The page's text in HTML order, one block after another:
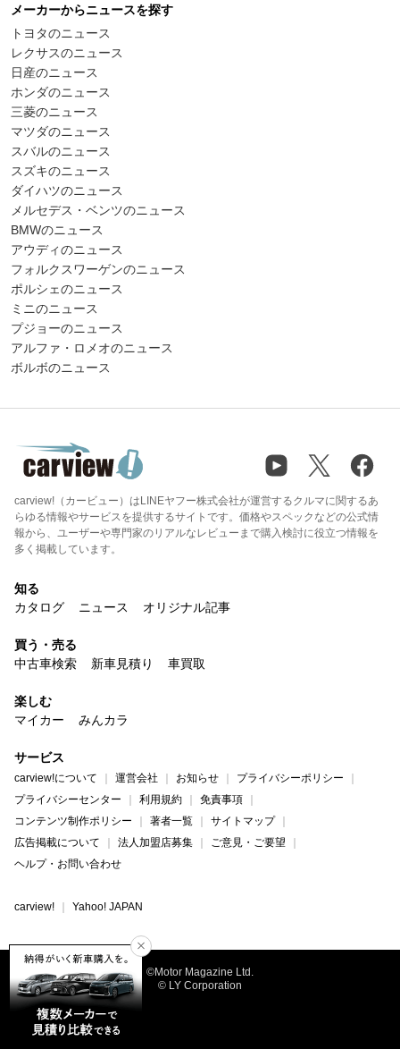
メーカーからニュースを探す
トヨタのニュース
レクサスのニュース
日産のニュース
ホンダのニュース
三菱のニュース
マツダのニュース
スバルのニュース
スズキのニュース
ダイハツのニュース
メルセデス・ベンツのニュース
BMWのニュース
アウディのニュース
フォルクスワーゲンのニュース
ポルシェのニュース
ミニのニュース
プジョーのニュース
アルファ・ロメオのニュース
ボルボのニュース
carview!（カービュー）はLINEヤフー株式会社が運営するクルマに関するあ
らゆる情報やサービスを提供するサイトです。価格やスペックなどの公式情
報から、ユーザーや専門家のリアルなレビューまで購入検討に役立つ情報を
多く掲載しています。
知る
カタログ
ニュース オリジナル記事
買う・売る
中古車検索
新車見積り 車買取
楽しむ
マイカー
みんカラ
サービス
carview!について 運営会社 お知らせ
プライバシーポリシー
プライバシーセンター
利用規約
免責事項
コンテンツ制作ポリシー
著者一覧
サイトマップ
広告掲載について
法人加盟店募集
ご意見・ご要望
ヘルプ・お問い合わせ
carview! Yahoo! JAPAN
©Motor Magazine Ltd.
© LY Corporation